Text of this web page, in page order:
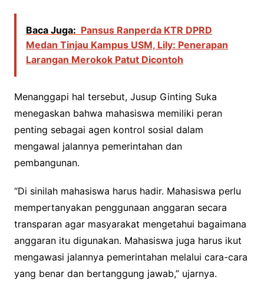
Baca Juga: Pansus Ranperda KTR DPRD
Medan Tinjau Kampus USM, Lily: Penerapan
Larangan Merokok Patut Dicontoh
Menanggapi hal tersebut, Jusup Ginting Suka
menegaskan bahwa mahasiswa memiliki peran
penting sebagai agen kontrol sosial dalam
mengawal jalannya pemerintahan dan
pembangunan.
“Di sinilah mahasiswa harus hadir. Mahasiswa perlu
mempertanyakan penggunaan anggaran secara
transparan agar masyarakat mengetahui bagaimana
anggaran itu digunakan. Mahasiswa juga harus ikut
mengawasi jalannya pemerintahan melalui cara-cara
yang benar dan bertanggung jawab,” ujarnya.